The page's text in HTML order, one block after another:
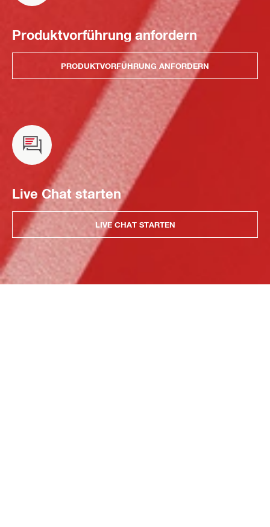
Produktvorführung anfordern
PRODUKTVORFÜHRUNG ANFORDERN
Live Chat starten
LIVE CHAT STARTEN